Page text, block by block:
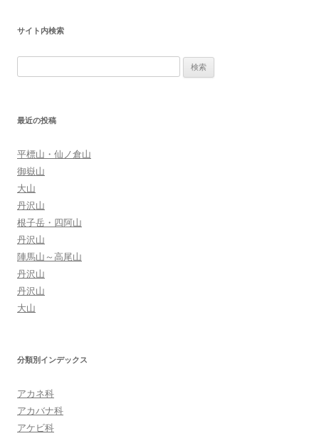
ビ
ゲ
ー
ョ
サイト内検索
最近の投稿
平標山・仙ノ倉山
御嶽山
大山
丹沢山
根子岳・四阿山
丹沢山
陣馬山～高尾山
丹沢山
丹沢山
大山
分類別インデックス
アカネ科
アカバナ科
アケビ科